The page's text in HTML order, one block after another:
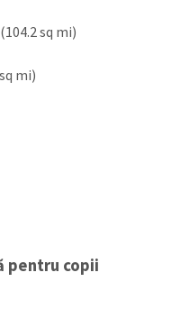
sq mi)
mi)
pentru copii